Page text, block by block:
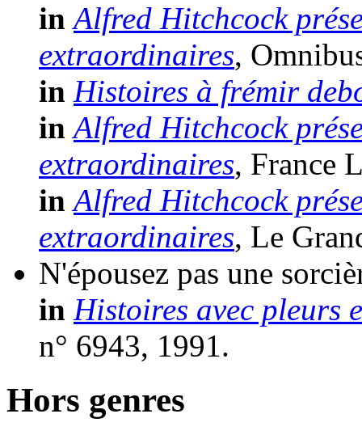
in Alfred Hitchcock
extraordinaires,
in Histoires à frémir
in Alfred Hitchcock
extraordinaires, France
in Alfred Hitchcock
extraordinaires, Le
N'épousez pas une
in Histoires avec pleurs
n° 6943, 1991.
Hors genres